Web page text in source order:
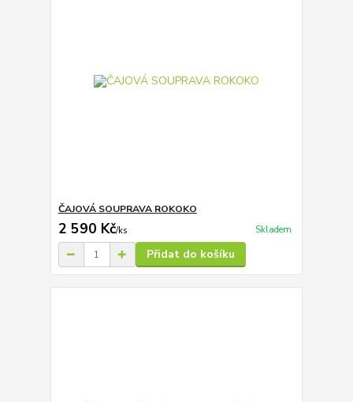
ČAJOVÁ SOUPRAVA ROKOKO
2 590 Kč/ks Skladem
Přidat do košíku